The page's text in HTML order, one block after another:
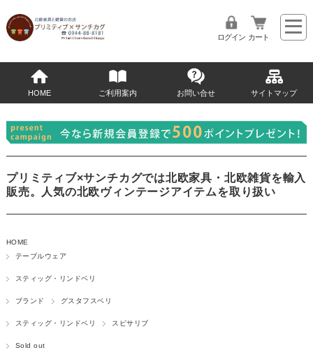
ログイン カート
HOME ご利用案内 お問い合せ サイトマップ
プリミティブ×サンチカグでは北欧家具・北欧雑貨を輸入
販売。人気の北欧ヴィンテージアイテムを取り扱い
HOME
テーブルウェア
スティッグ・リンドベリ
ブランド グスタフスベリ
スティッグ・リンドベリ スピサリブ
Sold out